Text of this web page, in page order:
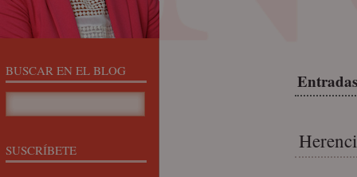
BUSCAR EN EL BLOG
SUSCRÍBETE